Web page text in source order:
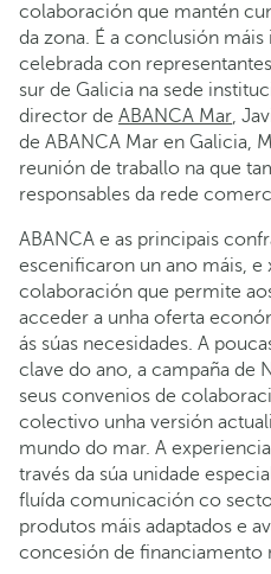
colaboración que mantén
da zona. É a conclusión
celebrada con
sur de Galicia na sede
director de ABANCA Mar,
de ABANCA Mar en Galicia,
reunión de traballo na que
responsables da rede
ABANCA e as principais
escenificaron un ano máis, e
colaboración que permite
acceder a unha oferta
ás súas necesidades. A
clave do ano, a campaña de
seus convenios de
colectivo unha versión
mundo do mar. A
través da súa unidade
fluída comunicación co
produtos máis adaptados e
concesión de financiamento